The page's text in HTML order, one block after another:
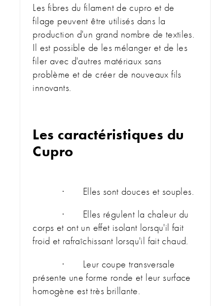
Les fibres du filament de cupro et de
filage peuvent être utilisés dans la
production d'un grand nombre de textiles.
Il est possible de les mélanger et de les
filer avec d'autres matériaux sans
problème et de créer de nouveaux fils
innovants.
Les caractéristiques du
Cupro
· Elles sont douces et souples.
· Elles régulent la chaleur du
corps et ont un effet isolant lorsqu'il fait
froid et rafraîchissant lorsqu'il fait chaud.
· Leur coupe transversale
présente une forme ronde et leur surface
homogène est très brillante.